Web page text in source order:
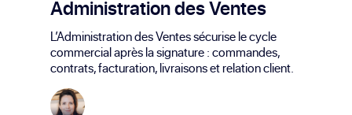
Administration des Ventes
L’Administration des Ventes sécurise le cycle
commercial après la signature : commandes,
contrats, facturation, livraisons et relation client.